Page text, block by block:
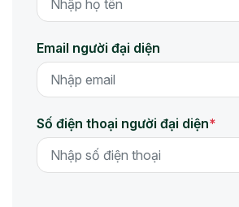
Email người đại diện
Số điện thoại người đại diện*